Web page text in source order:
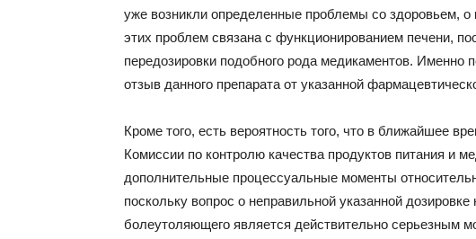
уже возникли определенные проблемы со здоровьем,
этих проблем связана с функционированием печени,
передозировки подобного рода медикаментов.
отзыв данного препарата от указанной
Кроме того, есть вероятность того, что в ближайшее
Комиссии по контролю качества продуктов питания и
дополнительные процессуальные моменты
поскольку вопрос о неправильной указанной
болеутоляющего является действительно серьезным